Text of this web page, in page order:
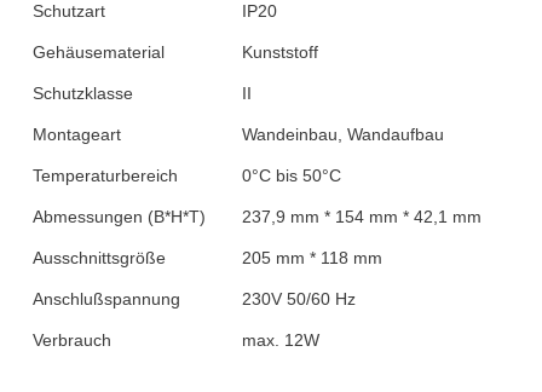
Schutzart
IP20
Gehäusematerial Kunststoff
Schutzklasse
Montageart Wandeinbau, Wandaufbau
Temperaturbereich 0°C bis 50°C
Abmessungen (B*H*T) 237,9 mm * 154 mm * 42,1 mm
Ausschnittsgröße 205 mm * 118 mm
Anschlußspannung 230V 50/60 Hz
Verbrauch max. 12W